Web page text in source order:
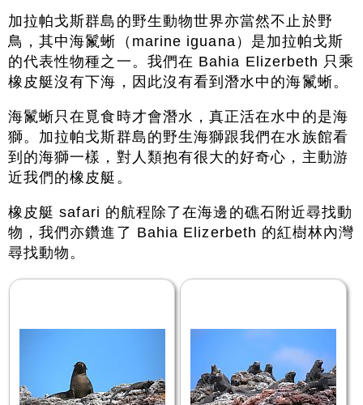
加拉帕戈斯群島的野生動物世界亦當然不止於野
鳥，其中海鬣蜥（marine iguana）是加拉帕戈斯
的代表性物種之一。我們在 Bahia Elizerbeth 只乘
橡皮艇沒有下海，因此沒有看到潛水中的海鬣蜥。
海鬣蜥只在覓食時才會潛水，真正活在水中的是海
獅。加拉帕戈斯群島的野生海獅跟我們在水族館看
到的海獅一樣，對人類抱有很大的好奇心，主動游
近我們的橡皮艇。
橡皮艇 safari 的航程除了在海邊的礁石附近尋找動
物，我們亦鑽進了 Bahia Elizerbeth 的紅樹林內灣
尋找動物。